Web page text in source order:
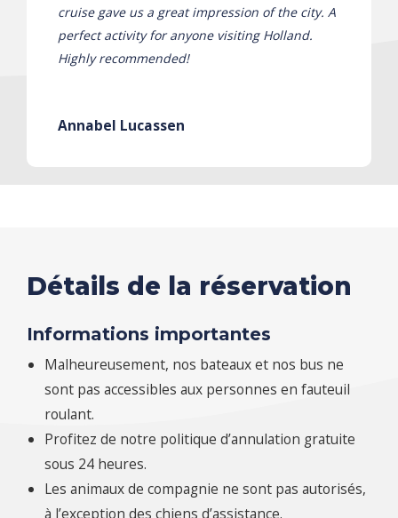
cruise gave us a great impression of the city. A
perfect activity for anyone visiting Holland.
Highly recommended!
Annabel Lucassen
Détails de la réservation
Informations importantes
Malheureusement, nos bateaux et nos bus ne
sont pas accessibles aux personnes en fauteuil
roulant.
Profitez de notre politique d’annulation gratuite
sous 24 heures.
Les animaux de compagnie ne sont pas autorisés,
à l’exception des chiens d’assistance.